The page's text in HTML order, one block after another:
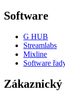
Software
G HUB
Streamlabs
Mixline
Software
Zákaznický